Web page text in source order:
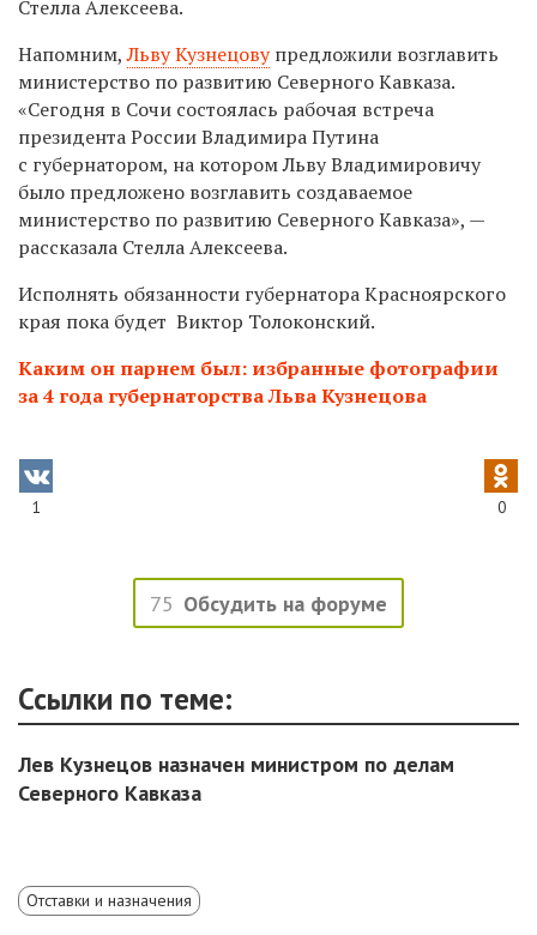
Стелла Алексеева.
Напомним,Льву Кузнецовупредложили возглавить
министерство по развитию Северного Кавказа.
«Сегодня в Сочи состоялась рабочая встреча
президента России Владимира Путина
с губернатором, на котором Льву Владимировичу
было предложено возглавить создаваемое
министерство по развитию Северного Кавказа», —
рассказала Стелла Алексеева.
Исполнять обязанности губернатора Красноярского
края пока будет Виктор Толоконский.
Каким он парнем был: избранные фотографии
за 4 года губернаторства Льва Кузнецова
1 0
75 Обсудить на форуме
Ссылки по теме:
Лев Кузнецов назначен министром по делам
Северного Кавказа
Отставки и назначения